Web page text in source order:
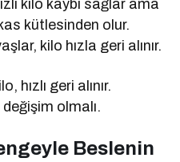
kilo kaybı sağlar ama
kütlesinden olur.
kilo hızla geri alınır.
hızlı geri alınır.
değişim olmalı.
Beslenin